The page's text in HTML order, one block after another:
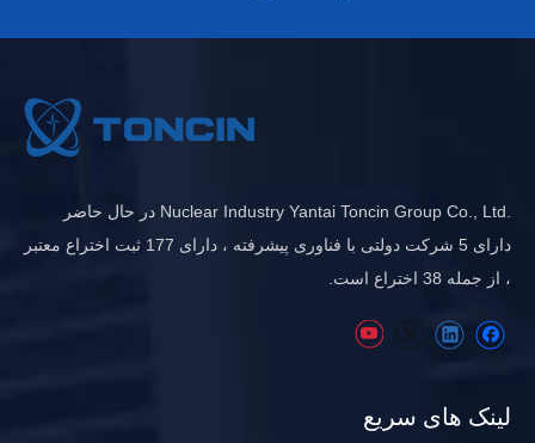
.Nuclear Industry Yantai Toncin Group Co., Ltd در حال حاضر
دارای 5 شرکت دولتی با فناوری پیشرفته ، دارای 177 ثبت اختراع معتبر
، از جمله 38 اختراع است.
لینک های سریع